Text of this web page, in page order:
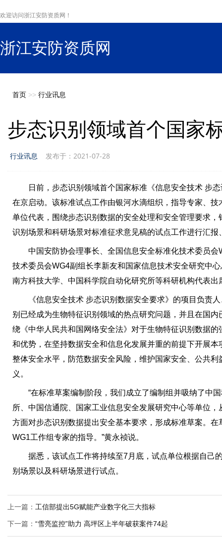
欢迎访问浙江安防资质网！
浙江安防资质网
首页 >> 行业讯息
步态识别领域首个国家
行业讯息 发布于：2021-07-28
日前，步态识别领域首个国家标准《信息安全技术 步态
在京启动。该标准试点工作由银河水滴组织，指导专家、
单位代表，围绕步态识别数据的安全处理和安全管理要求
识别场景和科研场景对标准征求意见稿的试点工作进行汇报
中国安防协会理事长、全国信息安全标准化技术委员会
技术委员会WG4副组长李新友和国家信息技术安全研究中
南方科技大学、中国科学院自动化研究所等科研机构代表出
《信息安全技术 步态识别数据安全要求》的项目负责人
别已经成为生物特征识别领域的热点研究问题，并且在国
绕《中华人民共和国网络安全法》对于生物特征识别数据
和优势，在坚持数据安全和信息化发展并重的前提下开展
整体安全水平，防范数据安全风险，维护国家安全、公共
义。
“在标准草案编制阶段，我们成立了编制组并吸纳了中国
所、中国信通院、国家工业信息安全发展研究中心等单位
方面对步态识别数据提出安全基本要求，形成标准草案。
WG1工作组专家的指导。”黄永祯说。
据悉，该试点工作将持续至7月底，试点单位根据自己
别场景以及科研场景进行试点。
上一篇： 工信部提出5G赋能产业数字化三大指标
下一篇： “雪亮监控”助力 高坪区上半年破获案件74起